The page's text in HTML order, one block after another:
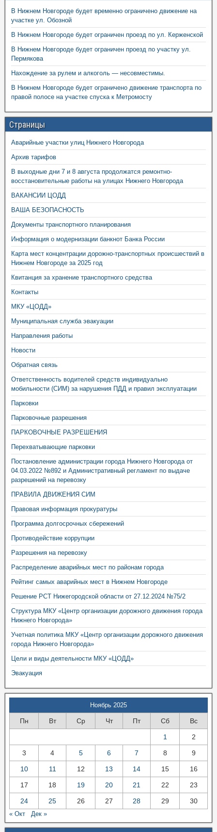
В Нижнем Новгороде будет временно ограничено движение на
участке ул. Обозной
В Нижнем Новгороде будет ограничен проезд по ул. Керженской
В Нижнем Новгороде будет ограничен проезд по участку ул.
Пермякова
Нахождение за рулем и алкоголь — несовместимы.
В Нижнем Новгороде будет ограничено движение транспорта по
правой полосе на участке спуска к Метромосту
Страницы
Аварийные участки улиц Нижнего Новгорода
Архив тарифов
В выходные дни 7 и 8 августа продолжатся ремонтно-
восстановительные работы на улицах Нижнего Новгорода
ВАКАНСИИ ЦОДД
ВАША БЕЗОПАСНОСТЬ
Документы транспортного планирования
Информация о модернизации банкнот Банка России
Карта мест концентрации дорожно-транспортных происшествий в
Нижнем Новгороде за 2025 год
Квитанция за хранение транспортного средства
Контакты
МКУ «ЦОДД»
Муниципальная служба эвакуации
Направления работы
Новости
Обратная связь
Ответственность водителей средств индивидуально
мобильности (СИМ) за нарушения ПДД и правил эксплуатации
Парковки
Парковочные разрешения
ПАРКОВОЧНЫЕ РАЗРЕШЕНИЯ
Перехватывающие парковки
Постановление администрации города Нижнего Новгорода от
04.03.2022 №892 и Административный регламент по выдаче
разрешений на перевозку
ПРАВИЛА ДВИЖЕНИЯ СИМ
Правовая информация прокуратуры
Программа долгосрочных сбережений
Противодействие коррупции
Разрешения на перевозку
Распределение аварийных мест по районам города
Рейтинг самых аварийных мест в Нижнем Новгороде
Решение РСТ Нижегородской области от 27.12.2024 №75/2
Структура МКУ «Центр организации дорожного движения города
Нижнего Новгорода»
Учетная политика МКУ «Центр организации дорожного движения
города Нижнего Новгорода»
Цели и виды деятельности МКУ «ЦОДД»
Эвакуация
Ноябрь 2025
Пн Вт Ср Чт Пт Сб Вс
1 2
3 4 5 6 7 8 9
10 11 12 13 14 15 16
17 18 19 20 21 22 23
24 25 26 27 28 29 30
« Окт Дек »